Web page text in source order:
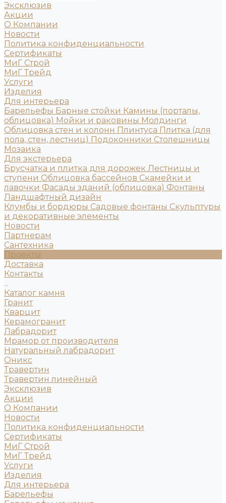
Эксклюзив
Акции
О Компании
Новости
Политика конфиденциальности
Сертификаты
МиГ Строй
МиГ Трейд
Услуги
Изделия
Для интерьера
Барельефы Барные стойки Камины (порталы,
облицовка) Мойки и раковины Молдинги
Облицовка стен и колонн Плинтуса Плитка (для
пола, стен, лестниц) Подоконники Столешницы
Мозаика
Для экстерьера
Брусчатка и плитка для дорожек Лестницы и
ступени Облицовка бассейнов Скамейки и
лавочки Фасады зданий (облицовка) Фонтаны
Ландшафтный дизайн
Клумбы и бордюры Садовые фонтаны Скульптуры
и декоративные элементы
Новости
Партнерам
Сантехника
Проекты
Доставка
Контакты
...
Каталог камня
Гранит
Кварцит
Керамогранит
Лабрадорит
Мрамор от производителя
Натуральный лабрадорит
Оникс
Травертин
Травертин линейный
Эксклюзив
Акции
О Компании
Новости
Политика конфиденциальности
Сертификаты
МиГ Строй
МиГ Трейд
Услуги
Изделия
Для интерьера
Барельефы